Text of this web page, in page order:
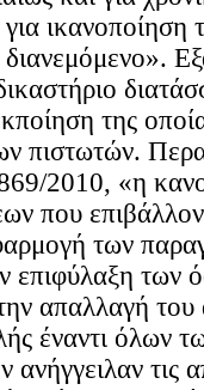
της
πιστωτών.
2010, «η
που
των
επιφύλαξη των
απαλλαγή του
έναντι όλων
ανήγγειλαν